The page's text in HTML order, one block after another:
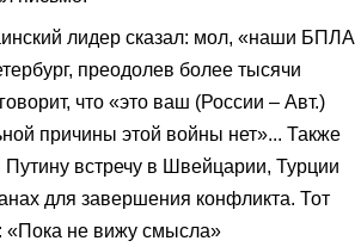
лидер сказал: мол, «наши БПЛА
преодолев более тысячи
что «это ваш (России – Авт.)
причины этой войны нет»... Также
встречу в Швейцарии, Турции
для завершения конфликта. Тот
«Пока не вижу смысла»